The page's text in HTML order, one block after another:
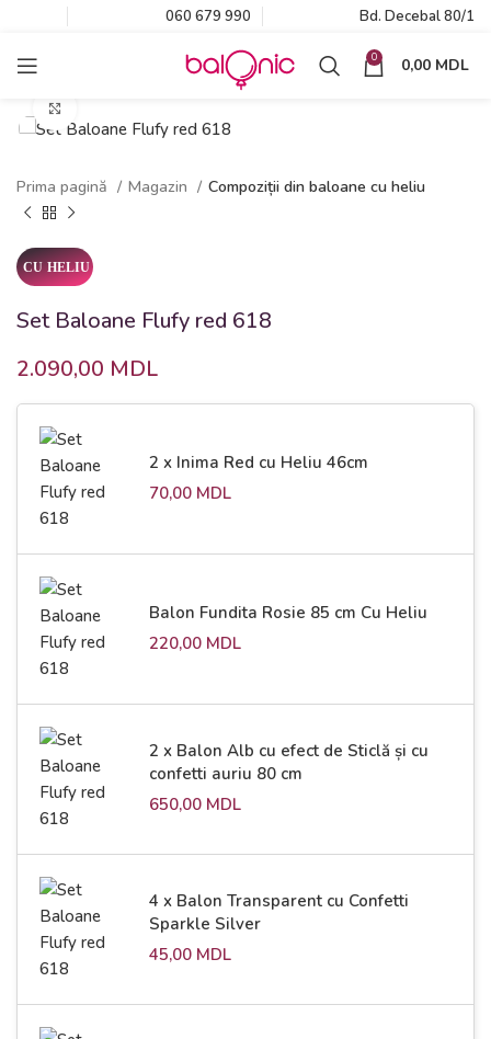
060 679 990 Bd. Decebal 80/1
0 0,00 MDL
Prima pagină Magazin Compoziții din baloane cu heliu
Set Baloane Flufy red 618
2.090,00 MDL
2 x Inima Red cu Heliu 46cm
70,00 MDL
Balon Fundita Rosie 85 cm Cu Heliu
220,00 MDL
2 x Balon Alb cu efect de Sticlă și cu
confetti auriu 80 cm
650,00 MDL
4 x Balon Transparent cu Confetti
Sparkle Silver
45,00 MDL